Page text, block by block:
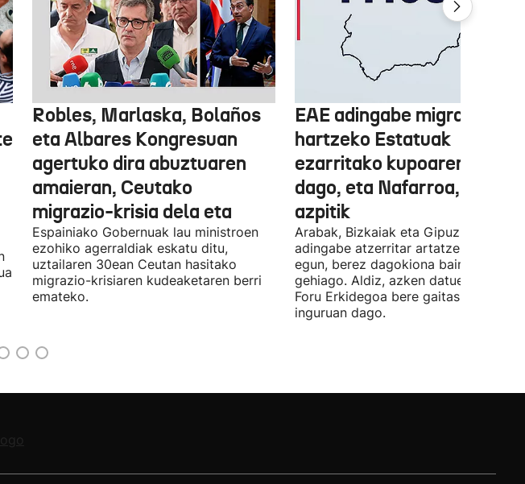
Robles, Marlaska, Bolaños
eta Albares Kongresuan
agertuko dira abuztuaren
amaieran, Ceutako
migrazio-krisia dela eta
Espainiako Gobernuak lau ministroen
ezohiko agerraldiak eskatu ditu,
uztailaren 30ean Ceutan hasitako
migrazio-krisiaren kudeaketaren berri
emateko.
EAE adingabe
hartzeko Estatuak
ezarritako kupoaren
dago, eta Nafarroa, berriz,
azpitik
Arabak, Bizkaiak eta Gipuzkoak 843
adingabe atzerritar artatzen dituzte
egun, berez dagokiona baino 65
gehiago. Aldiz, azken datuen arabera,
Foru Erkidegoa bere gaitasunaren %
inguruan dago.